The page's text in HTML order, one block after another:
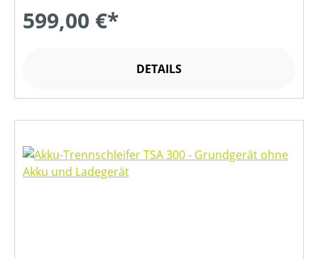
599,00 €*
DETAILS